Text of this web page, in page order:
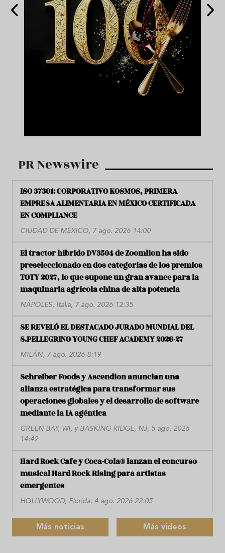
PR Newswire
ISO 37301: CORPORATIVO KOSMOS, PRIMERA
EMPRESA ALIMENTARIA EN MÉXICO CERTIFICADA
EN COMPLIANCE
CIUDAD DE MÉXICO, 7 ago. 2026 14:00
El tractor híbrido DV3504 de Zoomlion ha sido
preseleccionado en dos categorías de los premios
TOTY 2027, lo que supone un gran avance para la
maquinaria agrícola china de alta potencia
NÁPOLES, Italia, 7 ago. 2026 12:35
SE REVELÓ EL DESTACADO JURADO MUNDIAL DEL
S.PELLEGRINO YOUNG CHEF ACADEMY 2026-27
MILÁN, 7 ago. 2026 8:19
Schreiber Foods y Ascendion anuncian una
alianza estratégica para transformar sus
operaciones globales y el desarrollo de software
mediante la IA agéntica
GREEN BAY, WI, y BASKING RIDGE, NJ, 5 ago. 2026
14:42
Hard Rock Cafe y Coca-Cola® lanzan el concurso
musical Hard Rock Rising para artistas
emergentes
HOLLYWOOD, Florida, 4 ago. 2026 22:05
Más noticias Más videos